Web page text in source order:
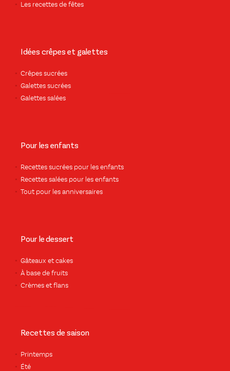
Les recettes de fêtes
Idées crêpes et galettes
Crêpes sucrées
Galettes sucrées
Galettes salées
Pour les enfants
Recettes sucrées pour les enfants
Recettes salées pour les enfants
Tout pour les anniversaires
Pour le dessert
Gâteaux et cakes
À base de fruits
Crèmes et flans
Recettes de saison
Printemps
Été